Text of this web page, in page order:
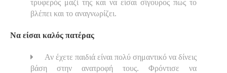
τρυφερός μαζί της και να είσαι σίγουρος πως το
βλέπει και το αναγνωρίζει.
Να είσαι καλός πατέρας
Αν έχετε παιδιά είναι πολύ σημαντικό να δίνεις
βάση στην ανατροφή τους. Φρόντισε να